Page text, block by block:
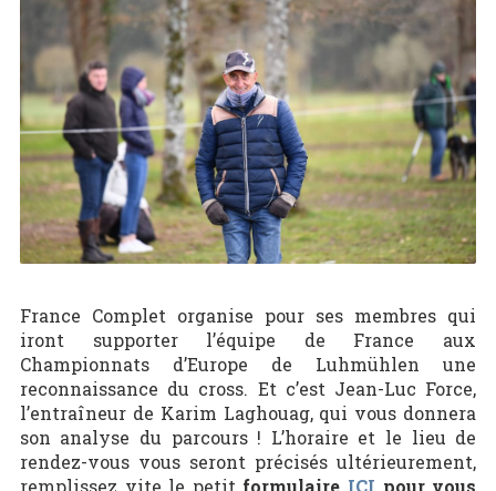
France Complet organise pour ses membres qui
iront supporter l’équipe de France aux
Championnats d’Europe de Luhmühlen une
reconnaissance du cross. Et c’est Jean-Luc Force,
l’entraîneur de Karim Laghouag, qui vous donnera
son analyse du parcours ! L’horaire et le lieu de
rendez-vous vous seront précisés ultérieurement,
remplissez vite le petit formulaire ICI pour vous